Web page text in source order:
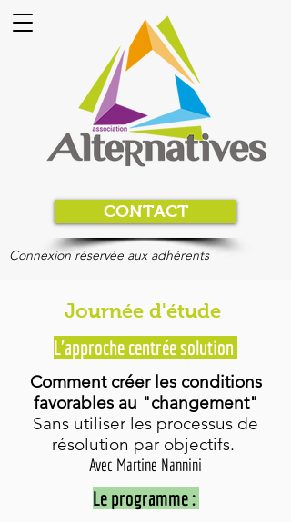
CONTACT
Connexion réservée aux adhérents
Journée d'étude
L'approche centrée solution
Comment créer les conditions
favorables au "changement"
Sans utiliser les processus de
résolution par objectifs.
Avec Martine Nannini
Le programme :